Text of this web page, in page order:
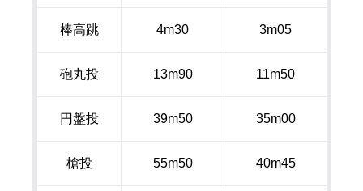
棒高跳 4m30 3m05
砲丸投 13m90 11m50
円盤投 39m50 35m00
槍投 55m50 40m45